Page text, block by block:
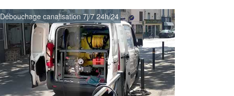
Débouchage canalisation 7j/7 24h/24